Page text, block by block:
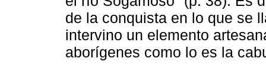
de la conquista en lo que se
intervino un elemento
aborígenes como lo es la